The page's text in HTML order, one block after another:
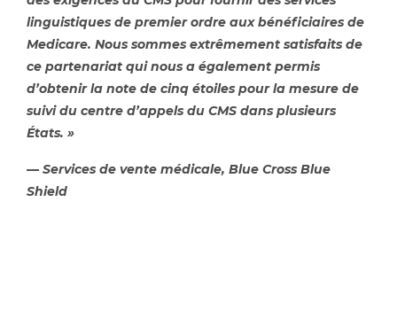
linguistiques de premier ordre aux bénéficiaires de
Medicare. Nous sommes extrêmement satisfaits de
ce partenariat qui nous a également permis
d’obtenir la note de cinq étoiles pour la mesure de
suivi du centre d’appels du CMS dans plusieurs
États. »
— Services de vente médicale, Blue Cross Blue
Shield